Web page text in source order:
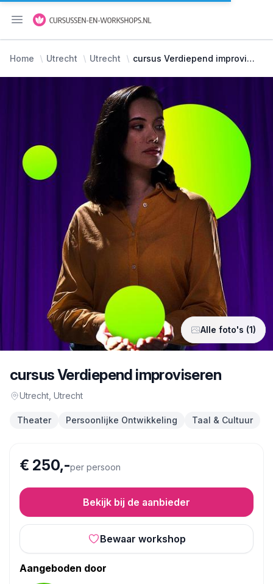
Menu openen
Home Utrecht Utrecht cursus Verdiepend improviseren
Alle foto's (1)
cursus Verdiepend improviseren
Utrecht , Utrecht
Theater Persoonlijke Ontwikkeling Taal & Cultuur
€ 250,-per persoon
Bekijk bij de aanbieder
Bewaar workshop
Aangeboden door